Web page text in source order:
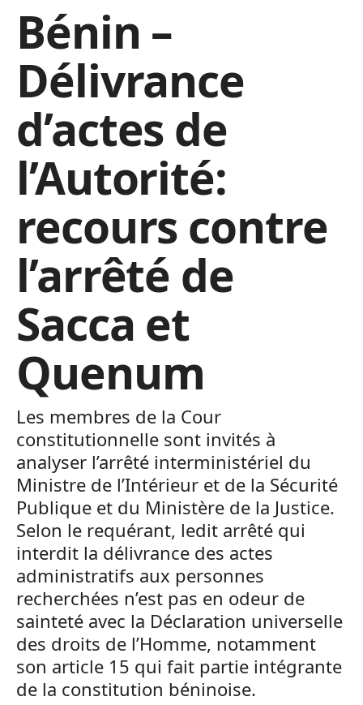
Bénin –
Délivrance
d’actes de
l’Autorité:
recours contre
l’arrêté de
Sacca et
Quenum
Les membres de la Cour
constitutionnelle sont invités à
analyser l’arrêté interministériel du
Ministre de l’Intérieur et de la Sécurité
Publique et du Ministère de la Justice.
Selon le requérant, ledit arrêté qui
interdit la délivrance des actes
administratifs aux personnes
recherchées n’est pas en odeur de
sainteté avec la Déclaration universelle
des droits de l’Homme, notamment
son article 15 qui fait partie intégrante
de la constitution béninoise.